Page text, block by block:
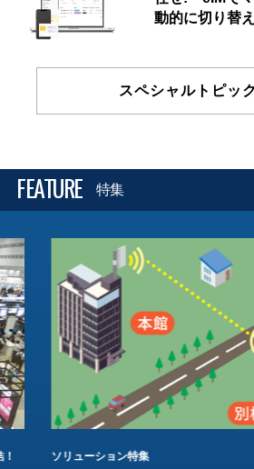
動的に切り替え
スペシャルトピッ
FEATURE 特集
ソリューション特集